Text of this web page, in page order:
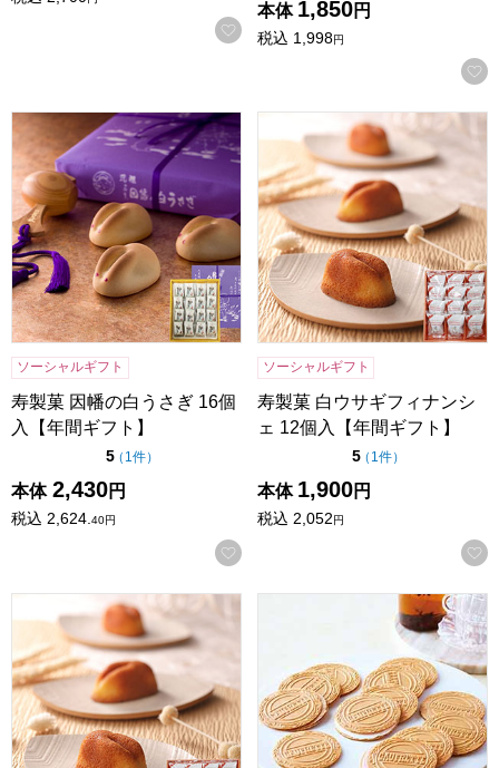
お気に入りに登録する
本体 1,850円
税込 1,998円
寿製菓 因幡の白うさぎ 16個入【年間ギフト】
ソーシャルギフト
寿製菓 因幡の白うさぎ 16個
入【年間ギフト】
5点（5点満点中）
（ 1件の評価
）
本体 2,430円
税込 2,624.40円
お気に入りに登録する
寿製菓 白ウサギフィナンシ
ソーシャルギフト
寿製菓 白ウサギフィナンシ
ェ 12個入【年間ギフト】
5点（5点満点中）
（ 1件の評価
）
本体 1,900円
税込 2,052円
寿製菓 白ウサギフィナンシェ 16個入【年間ギフト】
東京風月堂 ゴーフレット(48